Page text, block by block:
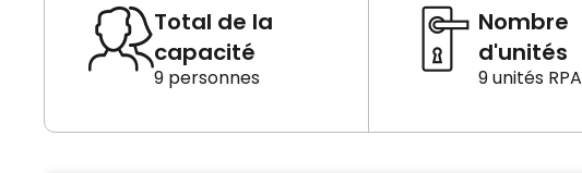
Total de la
capacité
9 personnes
Nombre
d'unités
9 unités RPA